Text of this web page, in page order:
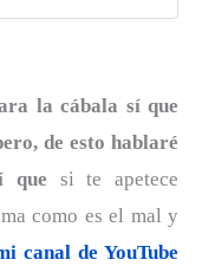
la cábala sí que
de esto hablaré
que si te apetece
como es el mal y
canal de YouTube